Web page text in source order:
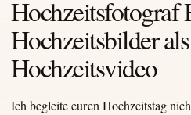
Hochzeitsfotograf
Hochzeitsbilder
Hochzeitsvideo
Ich begleite euren Hochzeitstag